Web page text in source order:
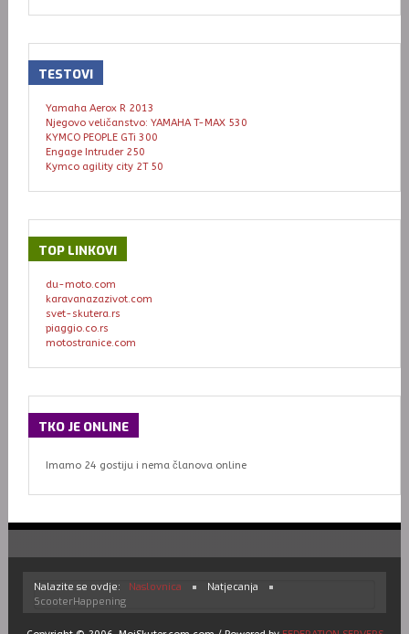
TESTOVI
Yamaha Aerox R 2013
Njegovo veličanstvo: YAMAHA T-MAX 530
KYMCO PEOPLE GTi 300
Engage Intruder 250
Kymco agility city 2T 50
TOP LINKOVI
du-moto.com
karavanazazivot.com
svet-skutera.rs
piaggio.co.rs
motostranice.com
TKO JE ONLINE
Imamo 24 gostiju i nema članova online
Nalazite se ovdje: Naslovnica
Natjecanja
ScooterHappening